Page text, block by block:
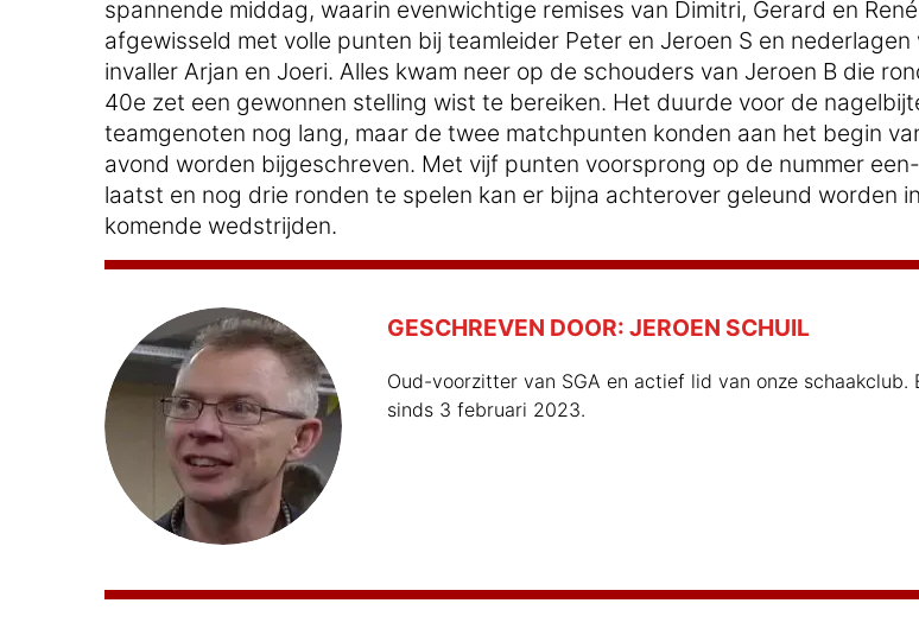
spannende middag, waarin evenwichtige remises van Dimitri, Gerard en
afgewisseld met volle punten bij teamleider Peter en Jeroen S en nederlagen
invaller Arjan en Joeri. Alles kwam neer op de schouders van Jeroen B die
40e zet een gewonnen stelling wist te bereiken. Het duurde voor de
teamgenoten nog lang, maar de twee matchpunten konden aan het begin
avond worden bijgeschreven. Met vijf punten voorsprong op de nummer
laatst en nog drie ronden te spelen kan er bijna achterover geleund worden
komende wedstrijden.
GESCHREVEN DOOR: JEROEN SCHUIL
Oud-voorzitter van SGA en actief lid van onze schaakclub.
sinds 3 februari 2023.